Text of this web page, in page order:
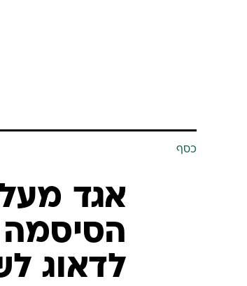
כסף
אגד
הסיסמה
לדאוג